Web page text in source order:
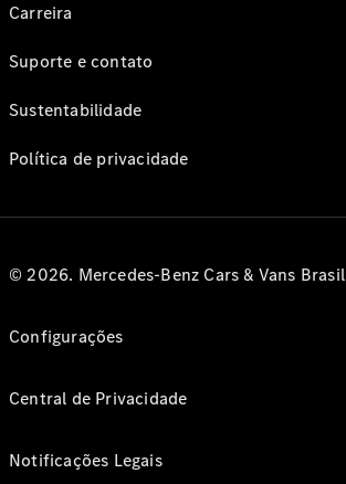
Carreira
Suporte e contato
Sustentabilidade
Política de privacidade
© 2026. Mercedes-Benz Cars & Vans Brasil
Configurações
Central de Privacidade
Notificações Legais